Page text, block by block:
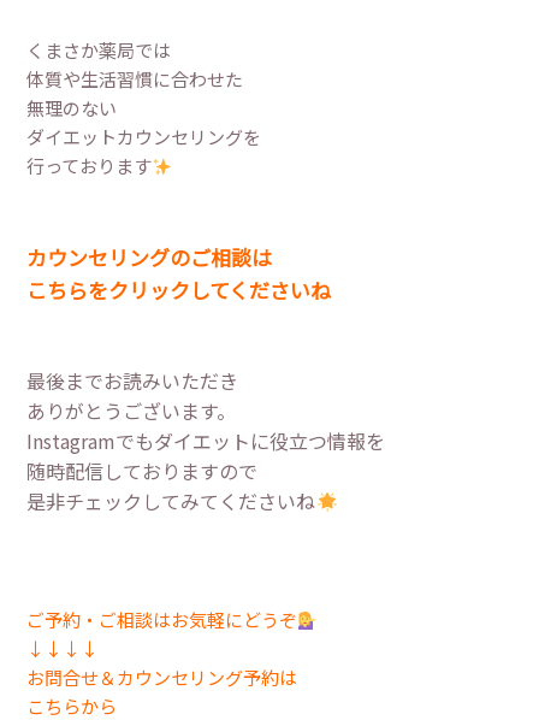
くまさか薬局では
体質や生活習慣に合わせた
無理のない
ダイエットカウンセリングを
行っております
カウンセリングのご相談は
こちらをクリックしてくださいね
最後までお読みいただき
ありがとうございます。
Instagramでもダイエットに役立つ情報を
随時配信しておりますので
是非チェックしてみてくださいね
ご予約・ご相談はお気軽にどうぞ
↓↓↓↓
お問合せ＆カウンセリング予約は
こちらから